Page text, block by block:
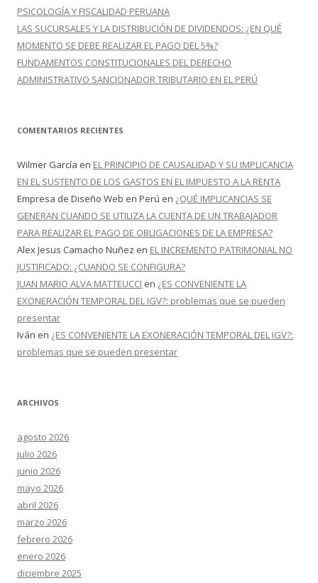
PSICOLOGÍA Y FISCALIDAD PERUANA
LAS SUCURSALES Y LA DISTRIBUCIÓN DE DIVIDENDOS: ¿EN QUÉ
MOMENTO SE DEBE REALIZAR EL PAGO DEL 5%?
FUNDAMENTOS CONSTITUCIONALES DEL DERECHO
ADMINISTRATIVO SANCIONADOR TRIBUTARIO EN EL PERÚ
COMENTARIOS RECIENTES
Wilmer García en EL PRINCIPIO DE CAUSALIDAD Y SU IMPLICANCIA
EN EL SUSTENTO DE LOS GASTOS EN EL IMPUESTO A LA RENTA
Empresa de Diseño Web en Perú en ¿QUÉ IMPLICANCIAS SE
GENERAN CUANDO SE UTILIZA LA CUENTA DE UN TRABAJADOR
PARA REALIZAR EL PAGO DE OBLIGACIONES DE LA EMPRESA?
Alex Jesus Camacho Nuñez en EL INCREMENTO PATRIMONIAL NO
JUSTIFICADO: ¿CUANDO SE CONFIGURA?
JUAN MARIO ALVA MATTEUCCI en ¿ES CONVENIENTE LA
EXONERACIÓN TEMPORAL DEL IGV?: problemas que se pueden
presentar
Iván en ¿ES CONVENIENTE LA EXONERACIÓN TEMPORAL DEL IGV?:
problemas que se pueden presentar
ARCHIVOS
agosto 2026
julio 2026
junio 2026
mayo 2026
abril 2026
marzo 2026
febrero 2026
enero 2026
diciembre 2025